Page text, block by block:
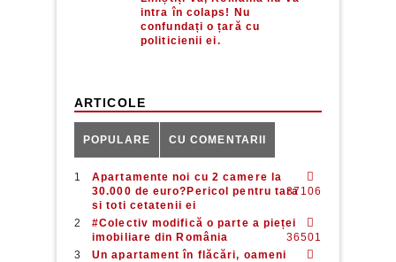
intra în colaps! Nu
confundați o țară cu
politicienii ei.
ARTICOLE
POPULARE CU COMENTARII
Apartamente noi cu 2 camere la
30.000 de euro?Pericol pentru tara
si toti cetatenii ei
37106
#Colectiv modifică o parte a pieței
imobiliare din România
36501
Un apartament în flăcări, oameni